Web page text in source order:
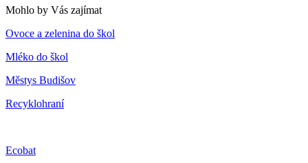
Mohlo by Vás zajímat
Ovoce a zelenina do škol
Mléko do škol
Městys Budišov
Recyklohraní
Ecobat